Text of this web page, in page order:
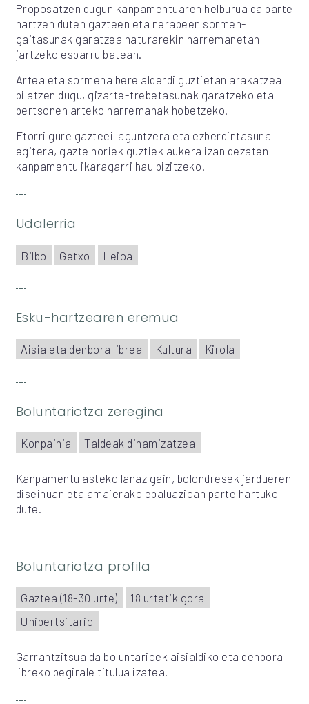
Proposatzen dugun kanpamentuaren helburua da parte
hartzen duten gazteen eta nerabeen sormen-
gaitasunak garatzea naturarekin harremanetan
jartzeko esparru batean.
Artea eta sormena bere alderdi guztietan arakatzea
bilatzen dugu, gizarte-trebetasunak garatzeko eta
pertsonen arteko harremanak hobetzeko.
Etorri gure gazteei laguntzera eta ezberdintasuna
egitera, gazte horiek guztiek aukera izan dezaten
kanpamentu ikaragarri hau bizitzeko!
Udalerria
Bilbo Getxo Leioa
Esku-hartzearen eremua
Aisia eta denbora librea Kultura Kirola
Boluntariotza zeregina
Konpainia Taldeak dinamizatzea
Kanpamentu asteko lanaz gain, bolondresek jardueren
diseinuan eta amaierako ebaluazioan parte hartuko
dute.
Boluntariotza profila
Gaztea (18-30 urte)
18 urtetik gora
Unibertsitario
Garrantzitsua da boluntarioek aisialdiko eta denbora
libreko begirale titulua izatea.